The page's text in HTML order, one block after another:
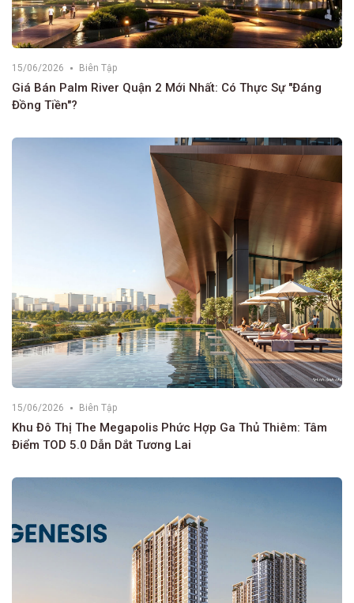
15/06/2026 Biên Tập
Giá Bán Palm River Quận 2 Mới Nhất: Có Thực Sự "Đáng
Đồng Tiền"?
15/06/2026 Biên Tập
Khu Đô Thị The Megapolis Phức Hợp Ga Thủ Thiêm: Tâm
Điểm TOD 5.0 Dẫn Dắt Tương Lai